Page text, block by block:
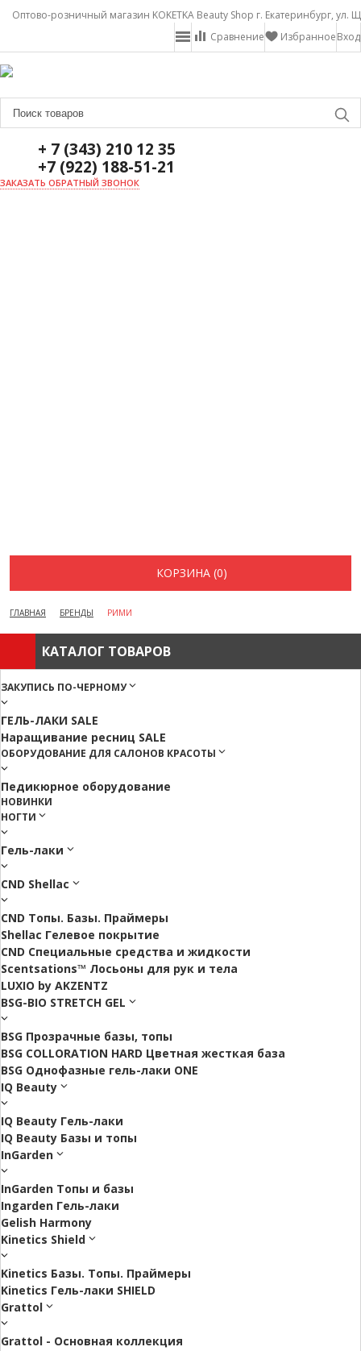
Оптово-розничный магазин KOKETKA Beauty Shop г. Екатеринбург, ул.
Вход
Избранное
Сравнение
+ 7 (343) 210 12 35
+7 (922) 188-51-21
ЗАКАЗАТЬ ОБРАТНЫЙ ЗВОНОК
КОРЗИНА (0)
ГЛАВНАЯ БРЕНДЫ РИМИ
КАТАЛОГ ТОВАРОВ
ЗАКУПИСЬ ПО-ЧЕРНОМУ
ГЕЛЬ-ЛАКИ SALE
Наращивание ресниц SALE
ОБОРУДОВАНИЕ ДЛЯ САЛОНОВ КРАСОТЫ
Педикюрное оборудование
НОВИНКИ
НОГТИ
Гель-лаки
CND Shellac
CND Топы. Базы. Праймеры
Shellac Гелевое покрытие
CND Специальные средства и жидкости
Scentsations™ Лосьоны для рук и тела
LUXIO by AKZENTZ
BSG-BIO STRETCH GEL
BSG Прозрачные базы, топы
BSG COLLORATION HARD Цветная жесткая база
BSG Однофазные гель-лаки ONE
IQ Beauty
IQ Beauty Гель-лаки
IQ Beauty Базы и топы
InGarden
InGarden Топы и базы
Ingarden Гель-лаки
Gelish Harmony
Kinetics Shield
Kinetics Базы. Топы. Праймеры
Kinetics Гель-лаки SHIELD
Grattol
Grattol - Oснoвнaя коллекция